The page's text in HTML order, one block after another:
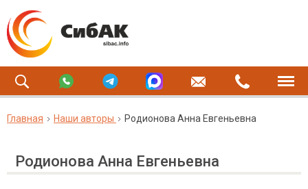
Главная Наши авторы Родионова Анна Евгеньевна
Родионова Анна Евгеньевна